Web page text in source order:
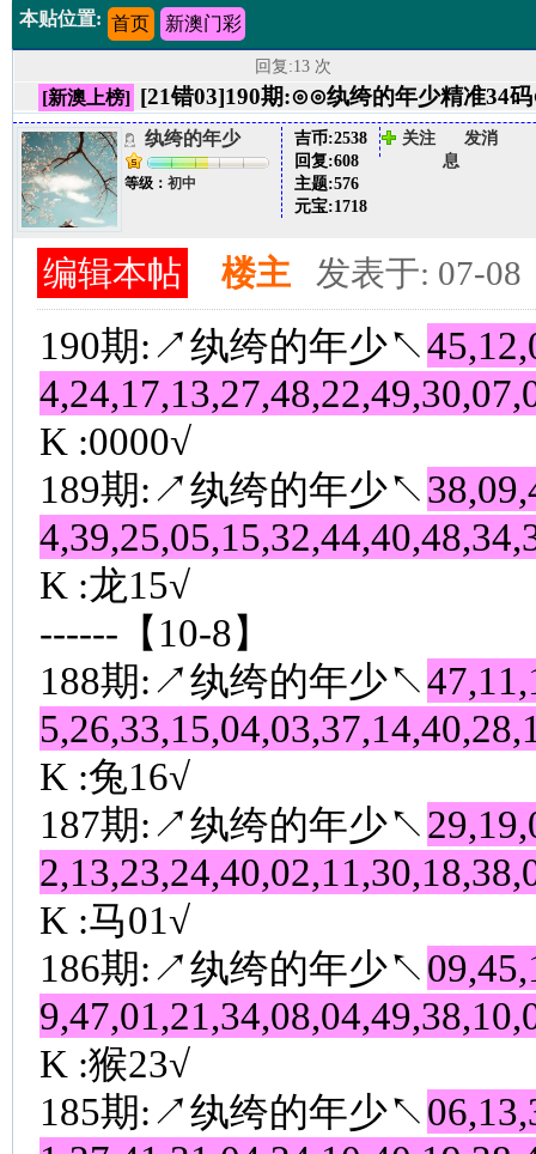
本贴位置: 首页 新澳门彩
回复:13 次
[新澳上榜] [21错03]190期:⊙⊙纨绔的年少精准34
纨绔的年少
等级： 初中
吉币:2538
回复:608
主题:576
元宝:1718
关注
发消
息
编辑本帖 楼主 发表于: 07-08
190期:↗纨绔的年少↖
K :0000√
189期:↗纨绔的年少↖
K :龙15√
------【10-8】
188期:↗纨绔的年少↖
K :兔16√
187期:↗纨绔的年少↖
K :马01√
186期:↗纨绔的年少↖
K :猴23√
185期:↗纨绔的年少↖